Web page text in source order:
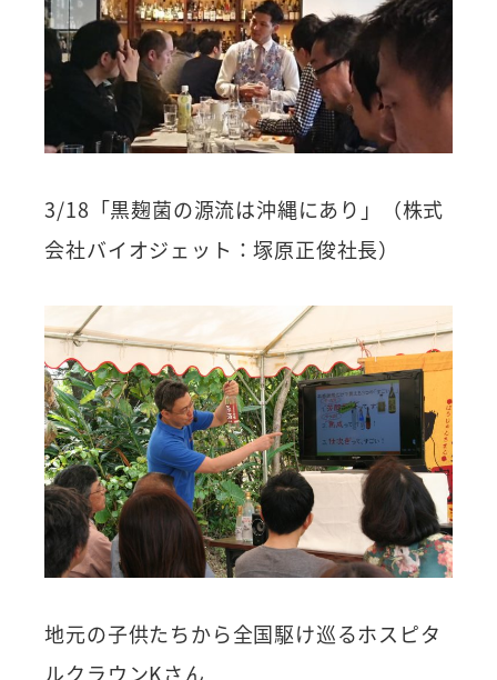
3/18「黒麹菌の源流は沖縄にあり」（株式
会社バイオジェット：塚原正俊社長）
地元の子供たちから全国駆け巡るホスピタ
ルクラウンKさん